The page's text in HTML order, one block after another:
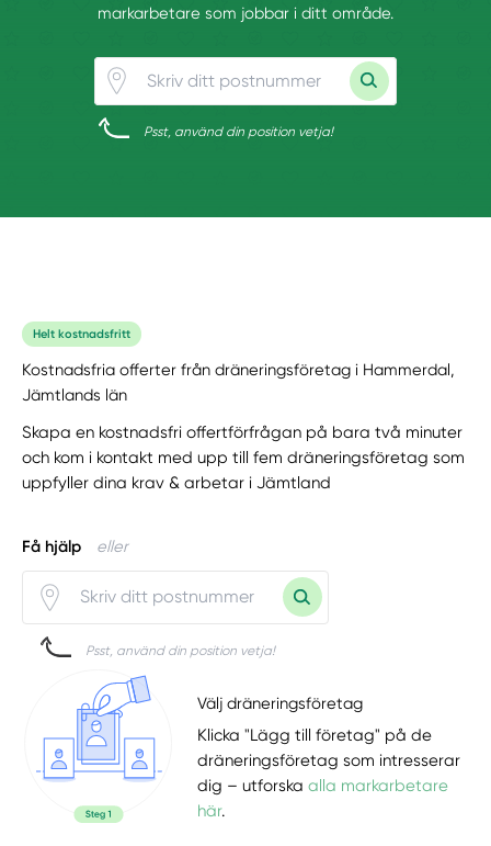
markarbetare som jobbar i ditt område.
Psst, använd din position vetja!
Helt kostnadsfritt
Kostnadsfria offerter från dräneringsföretag i Hammerdal,
Jämtlands län
Skapa en kostnadsfri offertförfrågan på bara två minuter
och kom i kontakt med upp till fem dräneringsföretag som
uppfyller dina krav & arbetar i Jämtland
Få hjälp eller
Psst, använd din position vetja!
Välj dräneringsföretag
Klicka "Lägg till företag" på de
dräneringsföretag som intresserar
dig – utforskaalla markarbetare
här.